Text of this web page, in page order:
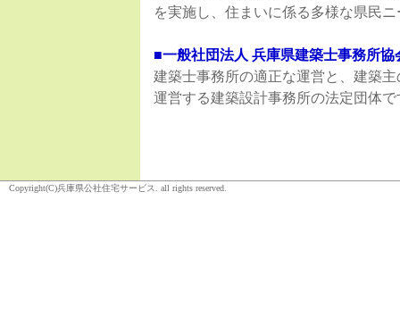
を実施し、住まいに係る多様な県民
■一般社団法人 兵庫県建築士事務所協
建築士事務所の適正な運営と、建築
運営する建築設計事務所の法定団体で
Copyright(C)兵庫県公社住宅サービス. all rights reserved.